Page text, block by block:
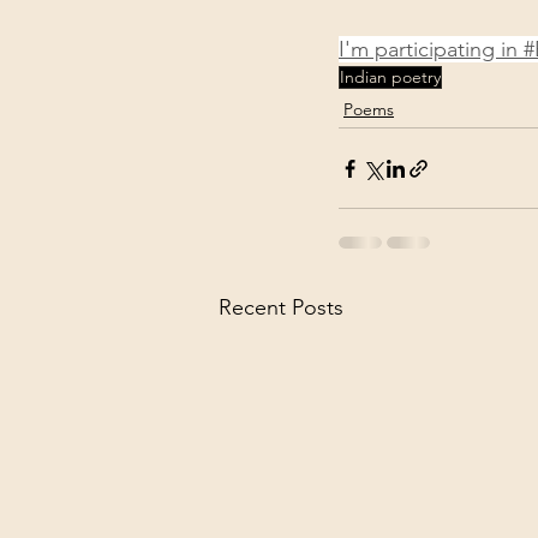
I'm participating in
Indian poetry
Poems
Recent Posts